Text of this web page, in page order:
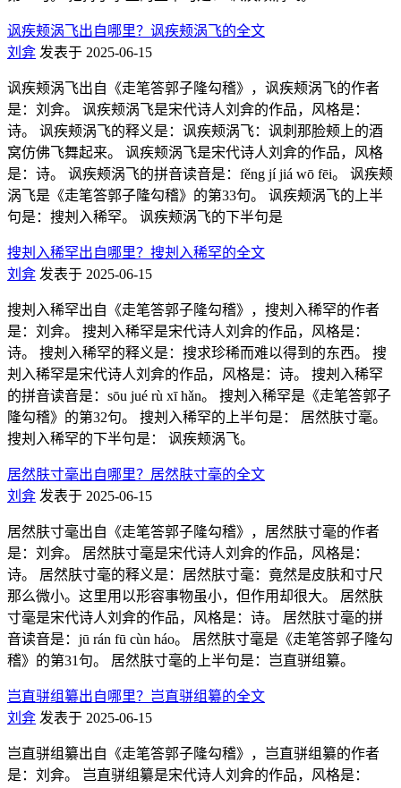
讽疾颊涡飞出自哪里？讽疾颊涡飞的全文
刘弇 发表于 2025-06-15
讽疾颊涡飞出自《走笔答郭子隆勾稽》，讽疾颊涡飞的作者
是：刘弇。 讽疾颊涡飞是宋代诗人刘弇的作品，风格是：
诗。 讽疾颊涡飞的释义是：讽疾颊涡飞：讽刺那脸颊上的酒
窝仿佛飞舞起来。 讽疾颊涡飞是宋代诗人刘弇的作品，风格
是：诗。 讽疾颊涡飞的拼音读音是：fěng jí jiá wō fēi。 讽疾颊
涡飞是《走笔答郭子隆勾稽》的第33句。 讽疾颊涡飞的上半
句是：搜刔入稀罕。 讽疾颊涡飞的下半句是
搜刔入稀罕出自哪里？搜刔入稀罕的全文
刘弇 发表于 2025-06-15
搜刔入稀罕出自《走笔答郭子隆勾稽》，搜刔入稀罕的作者
是：刘弇。 搜刔入稀罕是宋代诗人刘弇的作品，风格是：
诗。 搜刔入稀罕的释义是：搜求珍稀而难以得到的东西。 搜
刔入稀罕是宋代诗人刘弇的作品，风格是：诗。 搜刔入稀罕
的拼音读音是：sōu jué rù xī hǎn。 搜刔入稀罕是《走笔答郭子
隆勾稽》的第32句。 搜刔入稀罕的上半句是： 居然肤寸毫。
搜刔入稀罕的下半句是： 讽疾颊涡飞。
居然肤寸毫出自哪里？居然肤寸毫的全文
刘弇 发表于 2025-06-15
居然肤寸毫出自《走笔答郭子隆勾稽》，居然肤寸毫的作者
是：刘弇。 居然肤寸毫是宋代诗人刘弇的作品，风格是：
诗。 居然肤寸毫的释义是：居然肤寸毫：竟然是皮肤和寸尺
那么微小。这里用以形容事物虽小，但作用却很大。 居然肤
寸毫是宋代诗人刘弇的作品，风格是：诗。 居然肤寸毫的拼
音读音是：jū rán fū cùn háo。 居然肤寸毫是《走笔答郭子隆勾
稽》的第31句。 居然肤寸毫的上半句是：岂直骈组纂。
岂直骈组纂出自哪里？岂直骈组纂的全文
刘弇 发表于 2025-06-15
岂直骈组纂出自《走笔答郭子隆勾稽》，岂直骈组纂的作者
是：刘弇。 岂直骈组纂是宋代诗人刘弇的作品，风格是：